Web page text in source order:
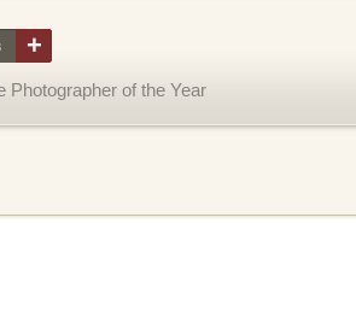
+
Photographer of the Year